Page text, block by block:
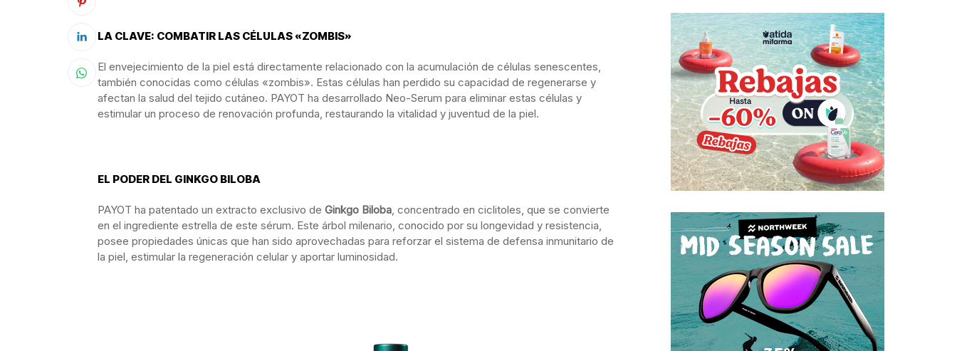
LA CLAVE: COMBATIR LAS CÉLULAS «ZOMBIS»
El envejecimiento de la piel está directamente relacionado con la acumulación de células senescentes,
también conocidas como células «zombis». Estas células han perdido su capacidad de regenerarse y
afectan la salud del tejido cutáneo. PAYOT ha desarrollado Neo-Serum para eliminar estas células y
estimular un proceso de renovación profunda, restaurando la vitalidad y juventud de la piel.
EL PODER DEL GINKGO BILOBA
PAYOT ha patentado un extracto exclusivo de Ginkgo Biloba, concentrado en ciclitoles, que se convierte
en el ingrediente estrella de este sérum. Este árbol milenario, conocido por su longevidad y resistencia,
posee propiedades únicas que han sido aprovechadas para reforzar el sistema de defensa inmunitario de
la piel, estimular la regeneración celular y aportar luminosidad.